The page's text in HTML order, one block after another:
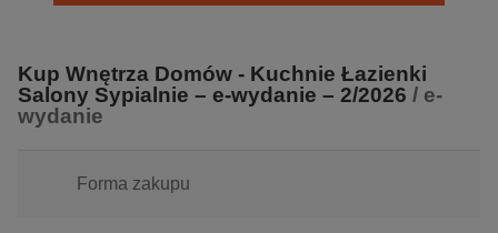
Kup Wnętrza Domów - Kuchnie Łazienki
Salony Sypialnie – e-wydanie – 2/2026 / e-
wydanie
Forma zakupu